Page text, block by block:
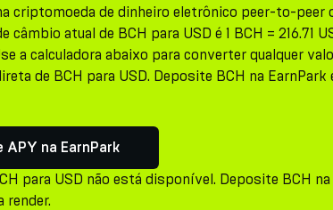
criptomoeda de dinheiro eletrônico peer-to-peer
atual de BCH para USD é 1 BCH = 216.71
a calculadora abaixo para converter qualquer
de BCH para USD. Deposite BCH na EarnPark
APY na EarnPark
para USD não está disponível. Deposite BCH na
render.